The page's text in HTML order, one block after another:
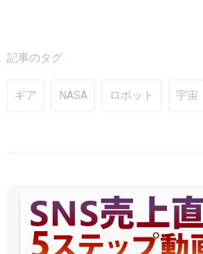
記事のタグ
ギア NASA ロボット 宇宙